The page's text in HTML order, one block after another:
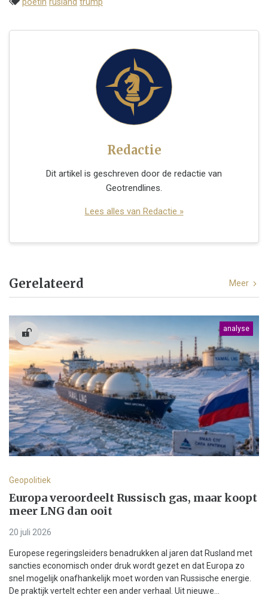
Redactie
Dit artikel is geschreven door de redactie van
Geotrendlines.
Lees alles van Redactie »
Gerelateerd Meer
analyse
Geopolitiek
Europa veroordeelt Russisch gas, maar koopt
meer LNG dan ooit
20 juli 2026
Europese regeringsleiders benadrukken al jaren dat Rusland met
sancties economisch onder druk wordt gezet en dat Europa zo
snel mogelijk onafhankelijk moet worden van Russische energie.
De praktijk vertelt echter een ander verhaal. Uit nieuwe...